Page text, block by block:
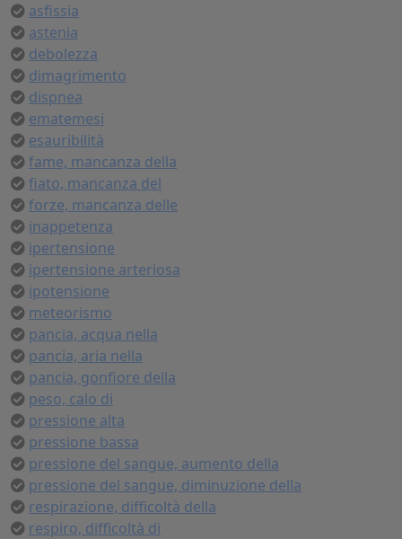
asfissia
astenia
debolezza
dimagrimento
dispnea
ematemesi
esauribilità
fame, mancanza della
fiato, mancanza del
forze, mancanza delle
inappetenza
ipertensione
ipertensione arteriosa
ipotensione
meteorismo
pancia, acqua nella
pancia, aria nella
pancia, gonfiore della
peso, calo di
pressione alta
pressione bassa
pressione del sangue, aumento della
pressione del sangue, diminuzione della
respirazione, difficoltà della
respiro, difficoltà di